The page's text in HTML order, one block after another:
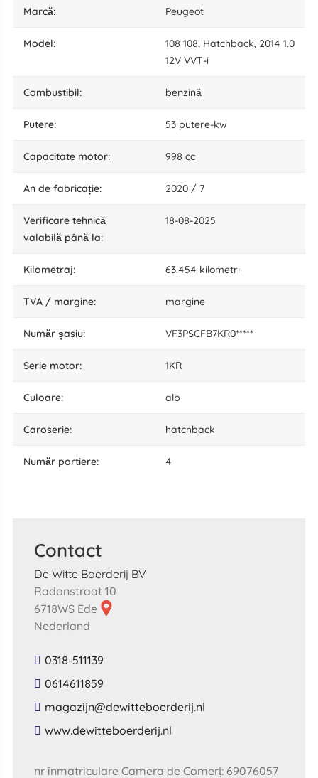
marcă: Peugeot
model:
108 108, Hatchback, 2014 1.0
12V VVT-i
combustibil: benzină
putere: 53 putere-kw
capacitate motor: 998 cc
an de fabricație: 2020 / 7
verificare tehnică
valabilă până la:
18-08-2025
kilometraj: 63.454 kilometri
TVA / margine: margine
număr șasiu: VF3PSCFB7KR0*****
serie motor: 1KR
culoare: alb
caroserie: hatchback
număr portiere: 4
Contact
De Witte Boerderij BV
Radonstraat 10
6718WS Ede
Nederland
0318-511139
0614611859
​magazijn​@​dewitteboerderij​.​nl​
​www​.​dewitteboerderij​.​nl​
nr înmatriculare Camera de Comerț: 69076057